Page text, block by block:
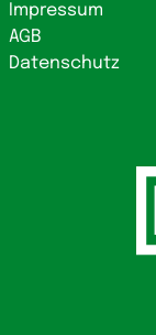
Impressum
AGB
Datenschutz